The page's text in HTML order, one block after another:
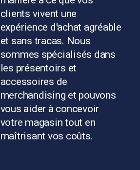
clients vivent une
expérience d'achat agréable
et sans tracas. Nous
sommes spécialisés dans
les présentoirs et
accessoires de
merchandising et pouvons
vous aider à concevoir
votre magasin tout en
maîtrisant vos coûts.